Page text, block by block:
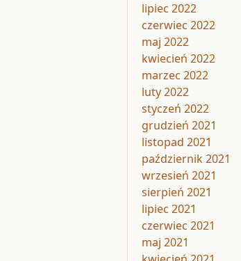
lipiec 2022
czerwiec 2022
maj 2022
kwiecień 2022
marzec 2022
luty 2022
styczeń 2022
grudzień 2021
listopad 2021
październik 2021
wrzesień 2021
sierpień 2021
lipiec 2021
czerwiec 2021
maj 2021